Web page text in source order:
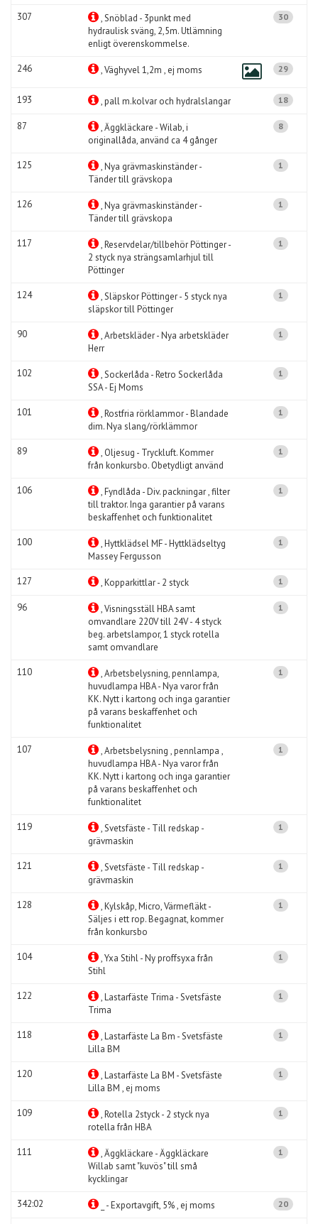
307
, Snöblad - 3punkt med
hydraulisk sväng, 2,5m. Utlämning
enligt överenskommelse.
30
246 , Väghyvel 1,2m , ej moms 29
193 , pall m.kolvar och hydralslangar 18
87
, Äggkläckare - Wilab, i
originallåda, använd ca 4 gånger
8
125
, Nya grävmaskinständer -
Tänder till grävskopa
1
126
, Nya grävmaskinständer -
Tänder till grävskopa
1
117
, Reservdelar/tillbehör Pöttinger -
2 styck nya strängsamlarhjul till
Pöttinger
1
124
, Släpskor Pöttinger - 5 styck nya
släpskor till Pöttinger
1
90
, Arbetskläder - Nya arbetskläder
Herr
1
102
, Sockerlåda - Retro Sockerlåda
SSA - Ej Moms
1
101
, Rostfria rörklammor - Blandade
dim. Nya slang/rörklämmor
1
89
, Oljesug - Tryckluft. Kommer
från konkursbo. Obetydligt använd
1
106
, Fyndlåda - Div. packningar , filter
till traktor. Inga garantier på varans
beskaffenhet och funktionalitet
1
100
, Hyttklädsel MF - Hyttklädseltyg
Massey Fergusson
1
127 , Kopparkittlar - 2 styck 1
96
, Visningsställ HBA samt
omvandlare 220V till 24V - 4 styck
beg. arbetslampor, 1 styck rotella
samt omvandlare
1
110
, Arbetsbelysning, pennlampa,
huvudlampa HBA - Nya varor från
KK. Nytt i kartong och inga garantier
på varans beskaffenhet och
funktionalitet
1
107
, Arbetsbelysning , pennlampa ,
huvudlampa HBA - Nya varor från
KK. Nytt i kartong och inga garantier
på varans beskaffenhet och
funktionalitet
1
119
, Svetsfäste - Till redskap -
grävmaskin
1
121
, Svetsfäste - Till redskap -
grävmaskin
1
128
, Kylskåp, Micro, Värmefläkt -
Säljes i ett rop. Begagnat, kommer
från konkursbo
1
104
, Yxa Stihl - Ny proffsyxa från
Stihl
1
122
, Lastarfäste Trima - Svetsfäste
Trima
1
118
, Lastarfäste La Bm - Svetsfäste
Lilla BM
1
120
, Lastarfäste La BM - Svetsfäste
Lilla BM , ej moms
1
109
, Rotella 2styck - 2 styck nya
rotella från HBA
1
111
, Äggkläckare - Äggkläckare
Willab samt "kuvös" till små
kycklingar
1
342:02 _ - Exportavgift, 5% , ej moms 20